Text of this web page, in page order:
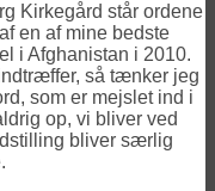
Kirkegård står ordene
en af mine bedste
i Afghanistan i 2010.
så tænker jeg
som er mejslet ind i
op, vi bliver ved
bliver særlig